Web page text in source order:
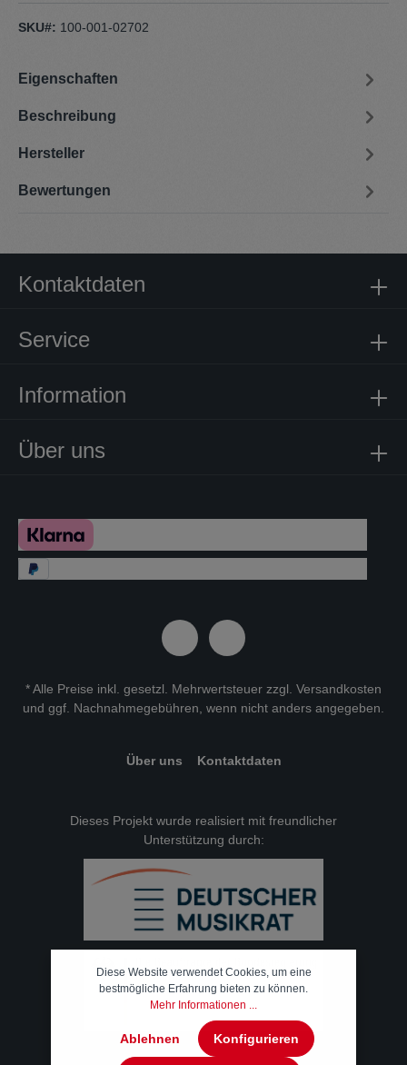
SKU#: 100-001-02702
Eigenschaften
Beschreibung
Hersteller
Bewertungen
Über uns
Kontaktdaten
Service
Information
* Alle Preise inkl. gesetzl. Mehrwertsteuer zzgl. Versandkosten
und ggf. Nachnahmegebühren, wenn nicht anders angegeben.
Über uns Kontaktdaten
Dieses Projekt wurde realisiert mit freundlicher
Unterstützung durch:
Diese Website verwendet Cookies, um eine
bestmögliche Erfahrung bieten zu können.
Mehr Informationen ...
Ablehnen Konfigurieren